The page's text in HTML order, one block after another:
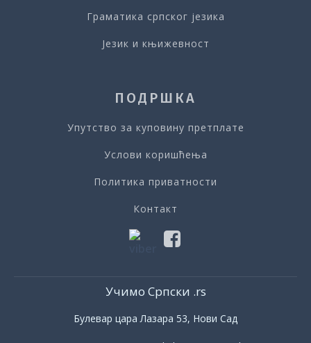
Граматика српског језика
Језик и књижевност
ПОДРШКА
Упутство за куповину претплате
Услови коришћења
Политика приватности
Контакт
Учимо Српски .rs
Булевар цара Лазара 53, Нови Сад